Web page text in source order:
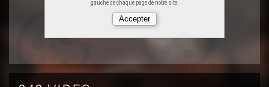
gauche de chaque page de notre site.
B. Kloareg-Gi Penseg - Gavotenn Pont-Aven